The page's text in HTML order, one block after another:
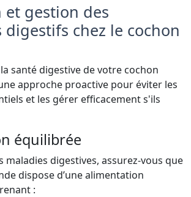
et gestion des
digestifs chez le cochon
santé digestive de votre cochon
approche proactive pour éviter les
et les gérer efficacement s'ils
équilibrée
maladies digestives, assurez-vous que
dispose d’une alimentation
: